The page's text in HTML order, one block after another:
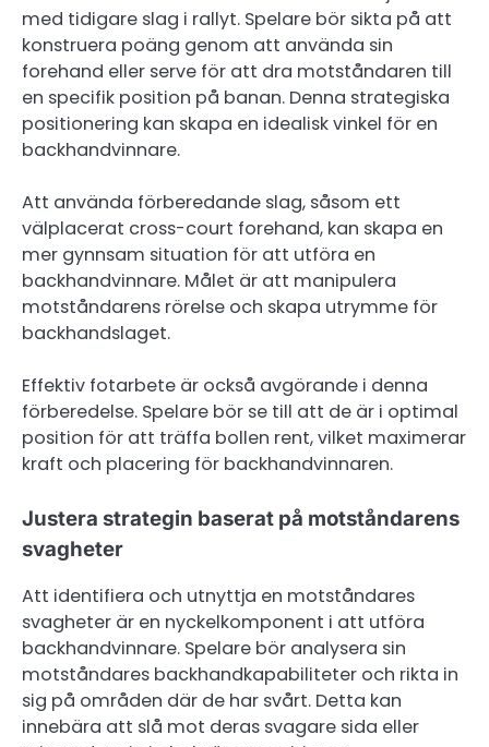
med tidigare slag i rallyt. Spelare bör sikta på att
konstruera poäng genom att använda sin
forehand eller serve för att dra motståndaren till
en specifik position på banan. Denna strategiska
positionering kan skapa en idealisk vinkel för en
backhandvinnare.
Att använda förberedande slag, såsom ett
välplacerat cross-court forehand, kan skapa en
mer gynnsam situation för att utföra en
backhandvinnare. Målet är att manipulera
motståndarens rörelse och skapa utrymme för
backhandslaget.
Effektiv fotarbete är också avgörande i denna
förberedelse. Spelare bör se till att de är i optimal
position för att träffa bollen rent, vilket maximerar
kraft och placering för backhandvinnaren.
Justera strategin baserat på motståndarens
svagheter
Att identifiera och utnyttja en motståndares
svagheter är en nyckelkomponent i att utföra
backhandvinnare. Spelare bör analysera sin
motståndares backhandkapabiliteter och rikta in
sig på områden där de har svårt. Detta kan
innebära att slå mot deras svagare sida eller